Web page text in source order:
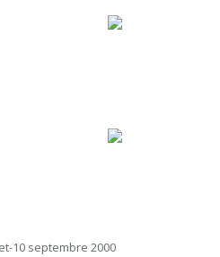
10 septembre 2000